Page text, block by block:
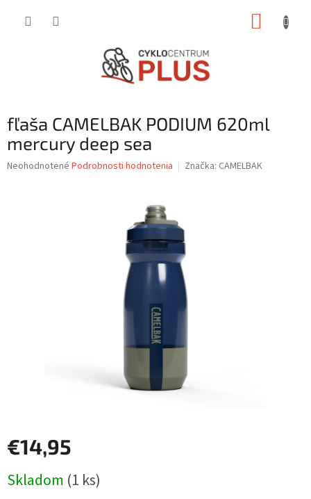
fľaša CAMELBAK PODIUM 620ml
mercury deep sea
Priemerné
Neohodnotené Podrobnosti hodnotenia Značka: CAMELBAK
€14,95
cena:
Skladom (1 ks)